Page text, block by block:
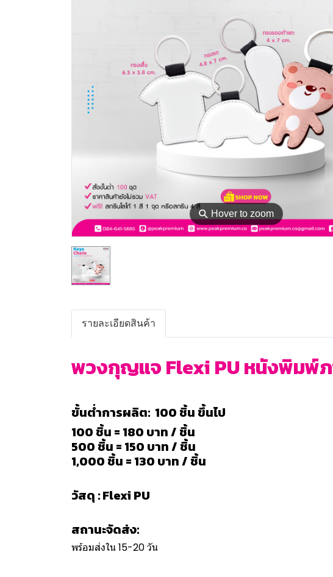
⚲ Hover to zoom
รายละเอียดสินค้า
พวงกุญแจ Flexi PU หนังพิมพ์ภ
ขั้นต่ำการผลิต: 100 ชิ้น ขึ้นไป
100 ชิ้น = 180 บาท / ชิ้น
500 ชิ้น = 150 บาท / ชิ้น
1,000 ชิ้น = 130 บาท / ชิ้น
วัสดุ : Flexi PU
สถานะจัดส่ง:
พร้อมส่งใน 15-20 วัน